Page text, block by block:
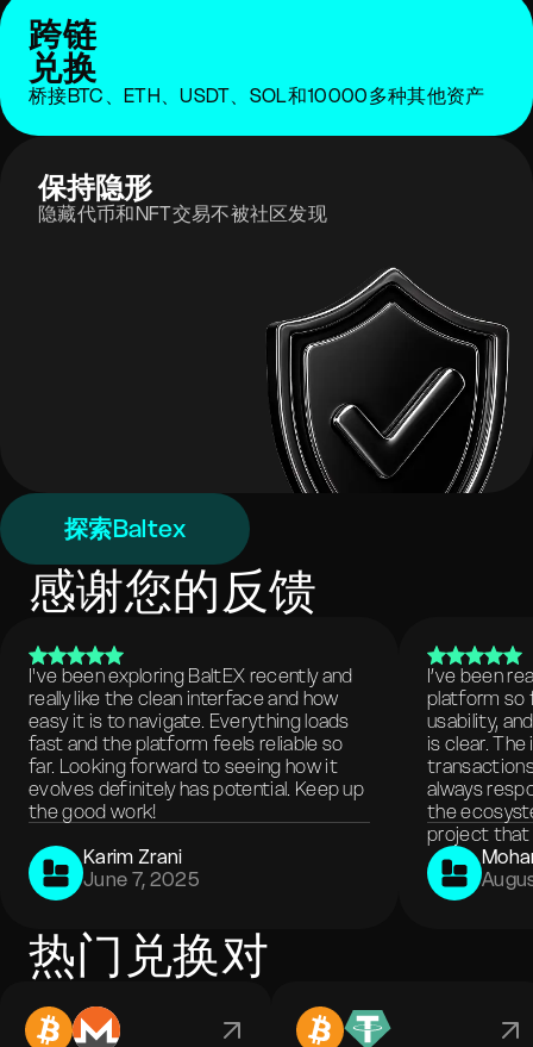
跨链
兑换
桥接BTC、ETH、USDT、SOL和10000多种其他资产
保持隐形
隐藏代币和NFT交易不被社区发现
探索Baltex
感谢您的反馈
I've been exploring BaltEX recently and
really like the clean interface and how
easy it is to navigate. Everything loads
fast and the platform feels reliable so
far. Looking forward to seeing how it
evolves definitely has potential. Keep up
the good work!
Karim Zrani
June 7, 2025
I’ve been
platform so
usability,
is clear.
always
the
project that
热门兑换对